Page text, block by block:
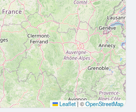
Leaflet| ©OpenStreetMap